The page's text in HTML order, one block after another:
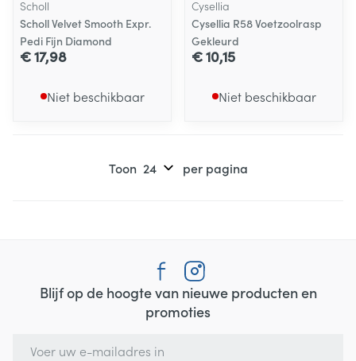
Scholl
Scholl Velvet Smooth Expr.
Pedi Fijn Diamond
€ 17,98
Niet beschikbaar
Cysellia
Cysellia R58 Voetzoolrasp
Gekleurd
€ 10,15
Niet beschikbaar
Toon per pagina
Blijf op de hoogte van nieuwe producten en
promoties